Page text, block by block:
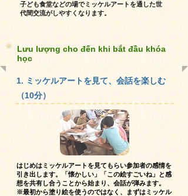
子ども食堂などの場でミッケルアートを通した世
代間交流がしやすくなります。
Lưu lượng cho đến khi bắt đầu khóa
học
1. ミッケルアートを見て、会話を楽しむ
（10分）
はじめはミッケルアートを見てもらい参加者の感情を
引き出します。「懐かしい」「この絵すごいね」と感
想を共有し合うことから始まり、会話が弾みます。
※最初から塗り絵を使うのではなく、まずはミッケル